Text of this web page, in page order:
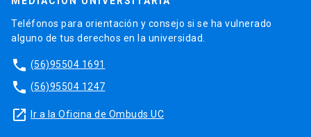
Teléfonos para orientación y consejo si se ha vulnerado
alguno de tus derechos en la universidad.
phone (56)95504 1691
phone (56)95504 1247
launch Ir a la Oficina de Ombuds UC